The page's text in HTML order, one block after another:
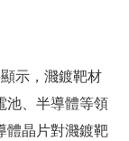
示，濺鍍靶材
池、半導體等領
體晶片對濺鍍靶